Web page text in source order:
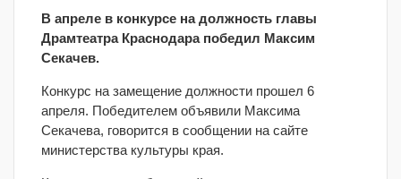
В апреле в конкурсе на должность главы
Драмтеатра Краснодара победил Максим
Секачев.
Конкурс на замещение должности прошел 6
апреля. Победителем объявили Максима
Секачева, говорится в сообщении на сайте
министерства культуры края.